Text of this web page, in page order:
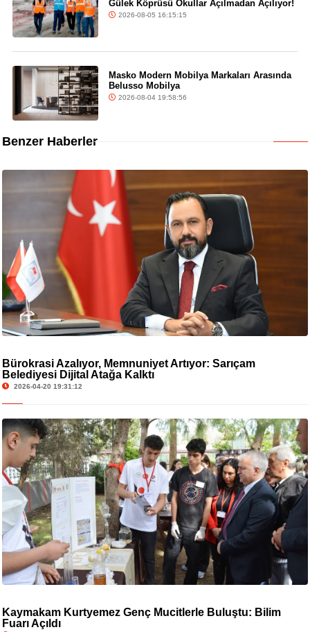
Gülek Köprüsü Okullar Açılmadan Açılıyor!
2026-08-05 16:15:15
Masko Modern Mobilya Markaları Arasında
Belusso Mobilya
2026-08-04 19:58:56
Benzer Haberler
Bürokrasi Azalıyor, Memnuniyet Artıyor: Sarıçam
Belediyesi Dijital Atağa Kalktı
2026-04-20 19:31:12
Kaymakam Kurtyemez Genç Mucitlerle Buluştu: Bilim
Fuarı Açıldı